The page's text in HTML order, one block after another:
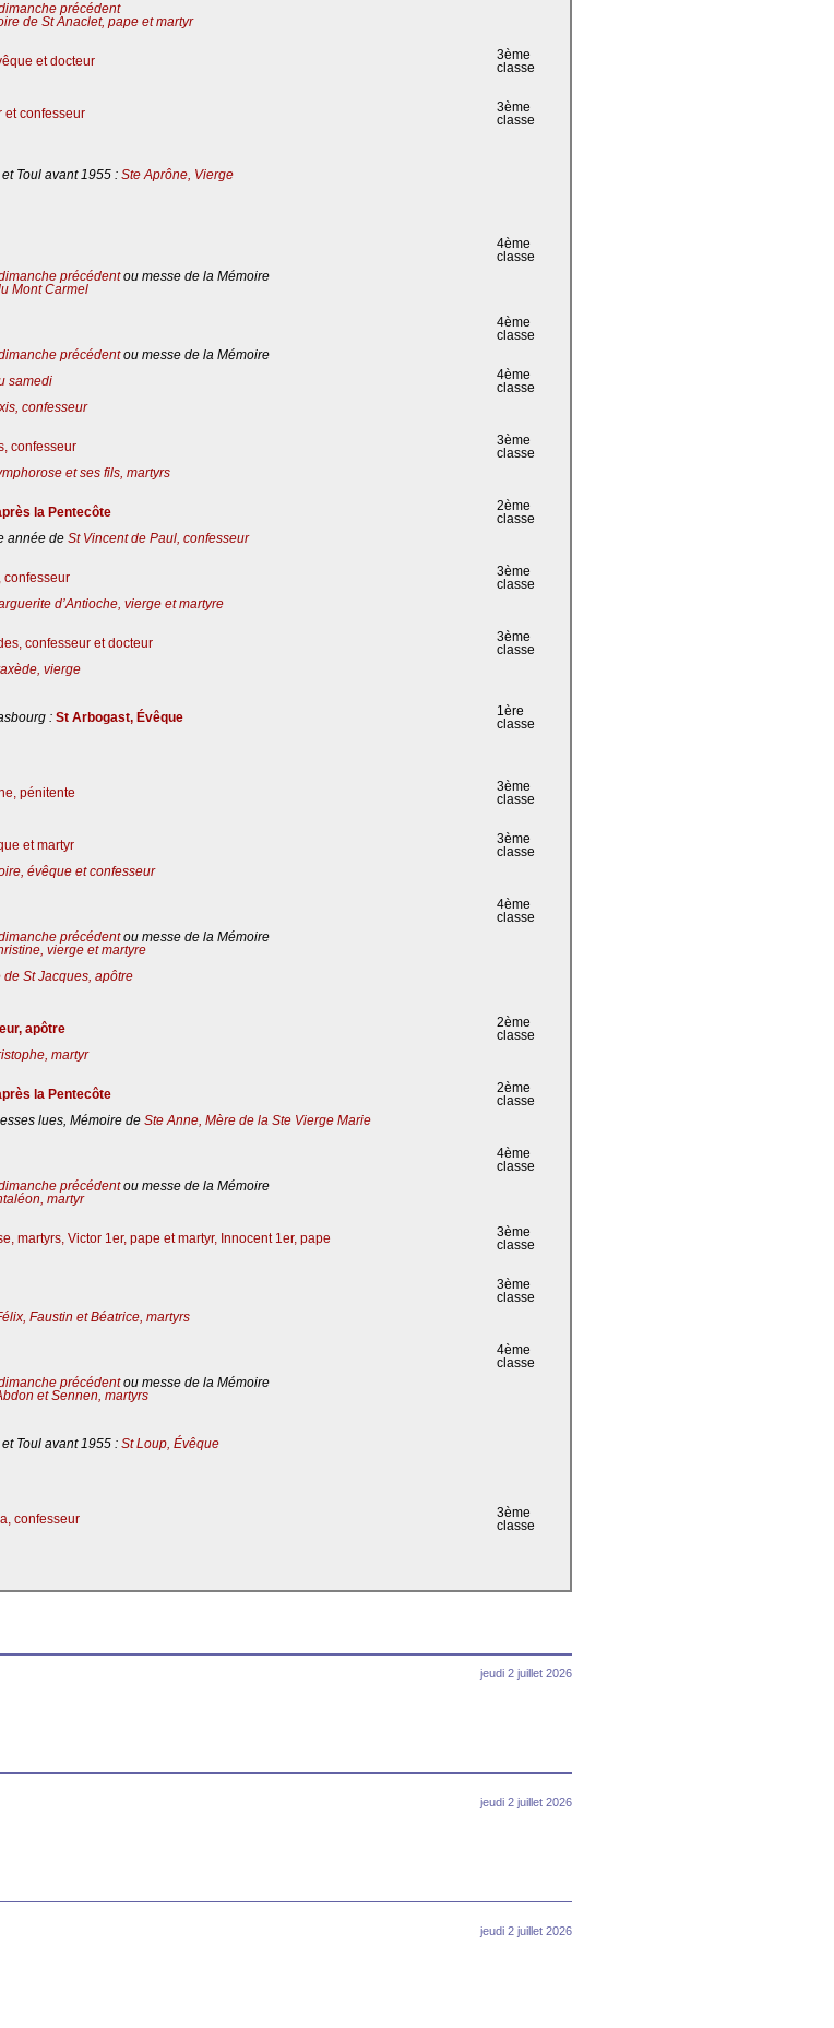
précédent
de St Anaclet, pape et martyr
et docteur
3ème
classe
et confesseur
3ème
classe
Toul avant 1955 : Ste Aprône, Vierge
4ème
classe
précédentou messe de la Mémoire
Mont Carmel
4ème
classe
précédentou messe de la Mémoire
samedi
4ème
classe
confesseur
confesseur
3ème
classe
et ses fils, martyrs
la Pentecôte
2ème
classe
année de St Vincent de Paul, confesseur
confesseur
3ème
classe
d’Antioche, vierge et martyre
confesseur et docteur
3ème
classe
vierge
: St Arbogast, Évêque
1ère
classe
pénitente
3ème
classe
et martyr
3ème
classe
évêque et confesseur
4ème
classe
précédentou messe de la Mémoire
vierge et martyre
de St Jacques, apôtre
apôtre
2ème
classe
martyr
la Pentecôte
2ème
classe
lues, Mémoire de Ste Anne, Mère de la Ste Vierge Marie
4ème
classe
précédentou messe de la Mémoire
martyr
martyrs, Victor 1er, pape et martyr, Innocent 1er, pape
3ème
classe
3ème
classe
Faustin et Béatrice, martyrs
4ème
classe
précédentou messe de la Mémoire
et Sennen, martyrs
Toul avant 1955 : St Loup, Évêque
confesseur
3ème
classe
jeudi 2 juillet 2026
jeudi 2 juillet 2026
jeudi 2 juillet 2026